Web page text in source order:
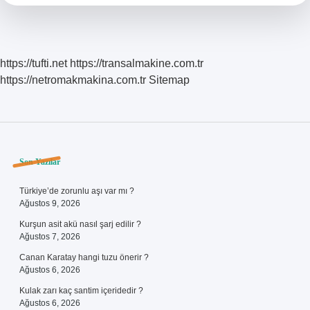
https://tufti.net https://transalmakine.com.tr
https://netromakmakina.com.tr Sitemap
Sidebar
Son Yazılar
Türkiye’de zorunlu aşı var mı ?
Ağustos 9, 2026
Kurşun asit akü nasıl şarj edilir ?
Ağustos 7, 2026
Canan Karatay hangi tuzu önerir ?
Ağustos 6, 2026
Kulak zarı kaç santim içeridedir ?
Ağustos 6, 2026